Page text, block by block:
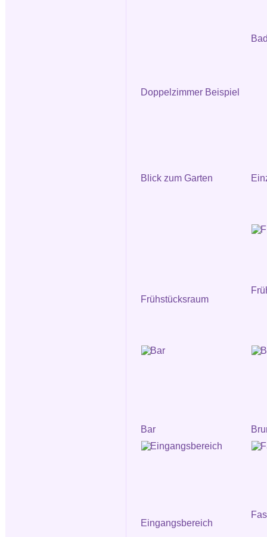
Doppelzimmer Beispiel
Blick zum Garten
Frühstücksraum
Bar
Eingangsbereich